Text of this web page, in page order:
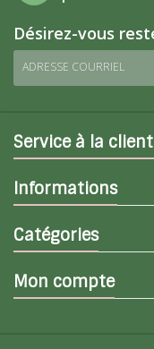
Désirez-vous
ADRESSE COURRIEL
Service à la
Informations
Catégories
Mon compte